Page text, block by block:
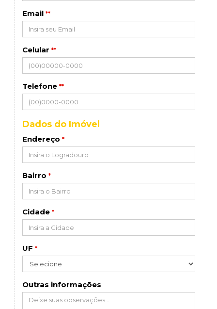
Email **
Celular **
Telefone **
Dados do Imóvel
Endereço *
Bairro *
Cidade *
UF *
Outras informações